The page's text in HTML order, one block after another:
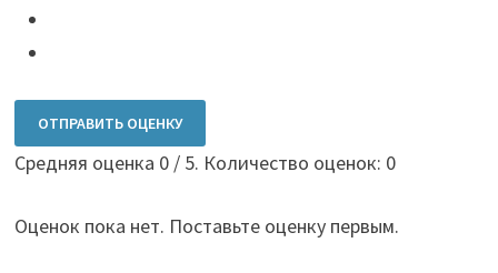
ОТПРАВИТЬ ОЦЕНКУ
Средняя оценка 0/ 5. Количество оценок: 0
Оценок пока нет. Поставьте оценку первым.